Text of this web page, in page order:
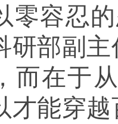
零容忍
研部副
而在于
才能穿